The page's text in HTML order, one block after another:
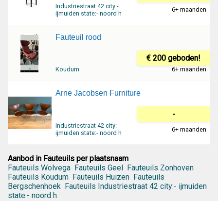
Industriestraat 42 city:-
ijmuiden state:- noord h
6+ maanden
Fauteuil rood
€ 200 geboden!
Koudum 6+ maanden
Arne Jacobsen Furniture
-
Industriestraat 42 city:-
ijmuiden state:- noord h
6+ maanden
Aanbod in Fauteuils per plaatsnaam
Fauteuils Wolvega Fauteuils Geel
Fauteuils Zonhoven
Fauteuils Koudum Fauteuils Huizen Fauteuils
Bergschenhoek Fauteuils Industriestraat 42 city:- ijmuiden
state:- noord h